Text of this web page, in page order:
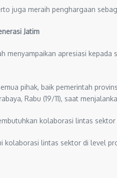
juga meraih penghargaan
Jatim
menyampaikan apresiasi
pihak, baik pemerintah
Rabu (19/11), saat
kolaborasi lintas
kolaborasi lintas sektor di level